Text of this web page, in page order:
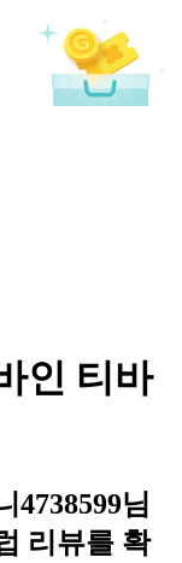
인 티바
4738599님
리뷰를 확